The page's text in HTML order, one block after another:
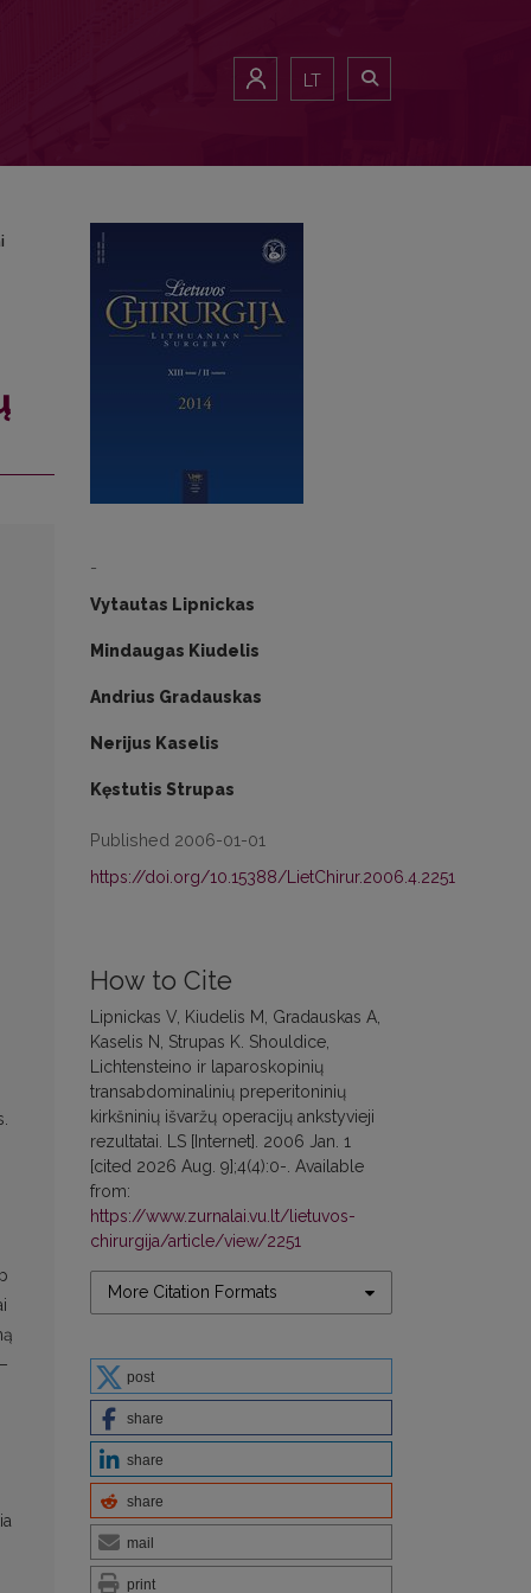
LT
-
Vytautas Lipnickas
Mindaugas Kiudelis
Andrius Gradauskas
Nerijus Kaselis
Kęstutis Strupas
Published 2006-01-01
https://doi.org/10.15388/LietChirur.2006.4.2251
How to Cite
Lipnickas V, Kiudelis M, Gradauskas A,
Kaselis N, Strupas K. Shouldice,
Lichtensteino ir laparoskopinių
transabdominalinių preperitoninių
kirkšninių išvaržų operacijų ankstyvieji
rezultatai. LS [Internet]. 2006 Jan. 1
[cited 2026 Aug. 9];4(4):0-. Available
from:
https://www.zurnalai.vu.lt/lietuvos-
chirurgija/article/view/2251
More Citation Formats
post
share
share
share
mail
print